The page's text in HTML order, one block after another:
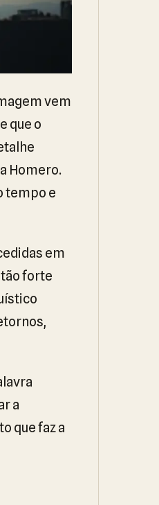
vem
que o
Homero.
tempo e
em
forte
a
que faz a